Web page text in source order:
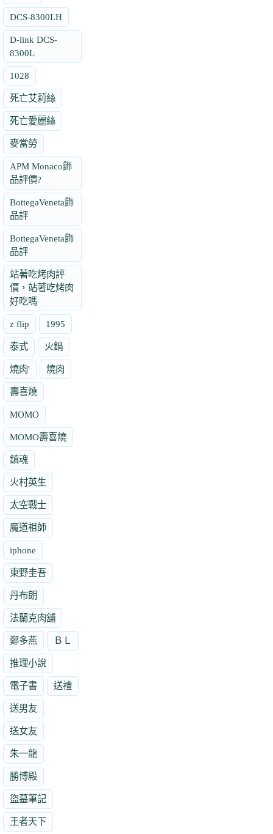
DCS-8300LH
D-link DCS-
8300L
1028
死亡艾莉絲
死亡愛麗絲
麥當勞
APM Monaco飾
品評價?
BottegaVeneta飾
品評
BottegaVeneta飾
品評
站著吃烤肉評
價，站著吃烤肉
好吃嗎
z flip 1995
泰式 火鍋
燒肉' 燒肉
壽喜燒
MOMO
MOMO壽喜燒
鎮魂
火村英生
太空戰士
魔道祖師
iphone
東野圭吾
丹布朗
法蘭克肉舖
鄭多燕 ＢＬ
推理小說
電子書 送禮
送男友
送女友
朱一龍
勝博殿
盜墓筆記
王者天下